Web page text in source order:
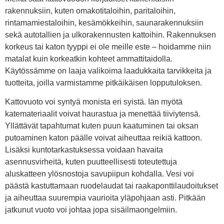
rakennuksiin, kuten omakotitaloihin, paritaloihin,
rintamamiestaloihin, kesämökkeihin, saunarakennuksiin
sekä autotallien ja ulkorakennusten kattoihin. Rakennuksen
korkeus tai katon tyyppi ei ole meille este – hoidamme niin
matalat kuin korkeatkin kohteet ammattitaidolla.
Käytössämme on laaja valikoima laadukkaita tarvikkeita ja
tuotteita, joilla varmistamme pitkäikäisen lopputuloksen.
Kattovuoto voi syntyä monista eri syistä. Iän myötä
katemateriaalit voivat haurastua ja menettää tiiviytensä.
Yllättävät tapahtumat kuten puun kaatuminen tai oksan
putoaminen katon päälle voivat aiheuttaa reikiä kattoon.
Lisäksi kuntotarkastuksessa voidaan havaita
asennusvirheitä, kuten puutteellisesti toteutettuja
aluskatteen ylösnostoja savupiipun kohdalla. Vesi voi
päästä kastuttamaan ruodelaudat tai raakaponttilaudoitukset
ja aiheuttaa suurempia vaurioita yläpohjaan asti. Pitkään
jatkunut vuoto voi johtaa jopa sisäilmaongelmiin.